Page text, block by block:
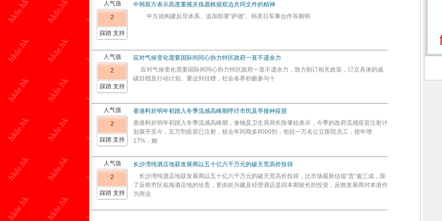
人气值
2
踩踏 支持
中韩双方表示高度重视关係愿根据双边共同文件的精神
中方就构建反导体系、追加部署“萨德”、韩美日军事合作等阐明
人气值
2
踩踏 支持
应对气候变化需要国际间同心协力特区政府一直不遗余力
应对气候变化需要国际间同心协力特区政府一直不遗余力，致力制订相关政策，订立具体的减
碳目標及行动计划。要达到目標，社会各界积极参与十
人气值
2
踩踏 支持
香港料於明年初踏入冬季流感高峰期呼吁市民及早接种疫苗
香港料於明年初踏入冬季流感高峰期，食物及卫生局局长陈肇始表示，今季的政府流感疫苗注射计
划展开至今，五万剂疫苗已注射，较去年同期多8000剂，包括一万名公立医院员工，按年增
17%，她
人气值
2
踩踏 支持
长沙湾纯酒店地获发展商以五十亿六千万元的破天荒高价投得
长沙湾纯酒店地获发展商以五十亿六千万元的破天荒高价投得，比市场最新估值“贵”逾三成，除
了反映市区临海酒店地的珍贵，更由於兴建及经营酒店是回本期较长的投资，反映发展商对本港作
为商业